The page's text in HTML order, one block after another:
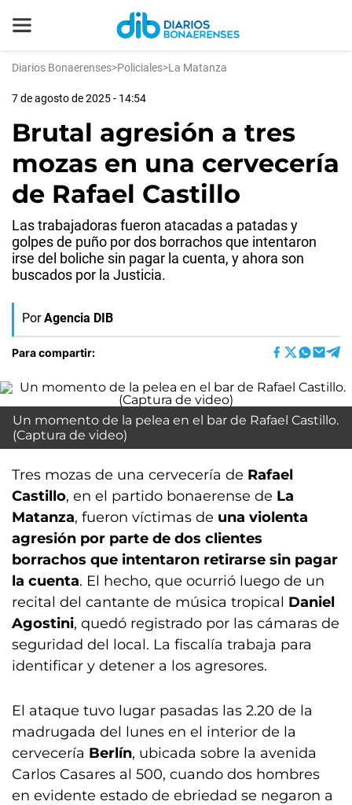
Diarios Bonaerenses>Policiales>La Matanza
7 de agosto de 2025 - 14:54
Brutal agresión a tres
mozas en una cervecería
de Rafael Castillo
Las trabajadoras fueron atacadas a patadas y
golpes de puño por dos borrachos que intentaron
irse del boliche sin pagar la cuenta, y ahora son
buscados por la Justicia.
Por Agencia DIB
Para compartir:
Un momento de la pelea en el bar de Rafael Castillo.
(Captura de video)
Tres mozas de una cervecería de Rafael
Castillo, en el partido bonaerense de La
Matanza, fueron víctimas de una violenta
agresión por parte de dos clientes
borrachos que intentaron retirarse sin pagar
la cuenta. El hecho, que ocurrió luego de un
recital del cantante de música tropical Daniel
Agostini, quedó registrado por las cámaras de
seguridad del local. La fiscalía trabaja para
identificar y detener a los agresores.
El ataque tuvo lugar pasadas las 2.20 de la
madrugada del lunes en el interior de la
cervecería Berlín, ubicada sobre la avenida
Carlos Casares al 500, cuando dos hombres
en evidente estado de ebriedad se negaron a